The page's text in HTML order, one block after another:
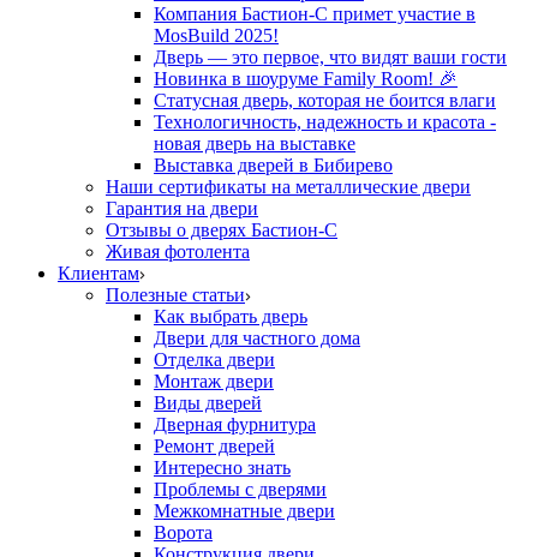
Компания Бастион-С примет участие в
MosBuild 2025!
Дверь — это первое, что видят ваши гости
Новинка в шоуруме Family Room! 🎉
Статусная дверь, которая не боится влаги
Технологичность, надежность и красота -
новая дверь на выставке
Выставка дверей в Бибирево
Наши сертификаты на металлические двери
Гарантия на двери
Отзывы о дверях Бастион-С
Живая фотолента
Клиентам
Полезные статьи
Как выбрать дверь
Двери для частного дома
Отделка двери
Монтаж двери
Виды дверей
Дверная фурнитура
Ремонт дверей
Интересно знать
Проблемы с дверями
Межкомнатные двери
Ворота